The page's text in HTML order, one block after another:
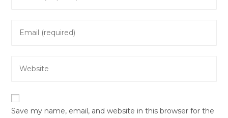
comment
your
address
your
URL
(optional)
Save my name, email, and website in this browser for the